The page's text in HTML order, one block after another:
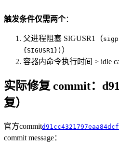
触发条件仅需两个：
父进程阻塞 SIGUSR1（
{SIGUSR1}) ）
容器内命令执行时间 > idle
实际修复 commit：
复）
官方commit
commit message：